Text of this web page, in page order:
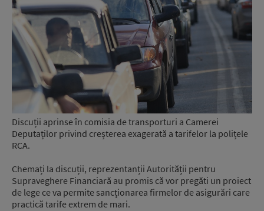
Discuții aprinse în comisia de transporturi a Camerei
Deputaților privind creșterea exagerată a tarifelor la polițele
RCA.
Chemați la discuții, reprezentanții Autorității pentru
Supraveghere Financiară au promis că vor pregăti un proiect
de lege ce va permite sancționarea firmelor de asigurări care
practică tarife extrem de mari.